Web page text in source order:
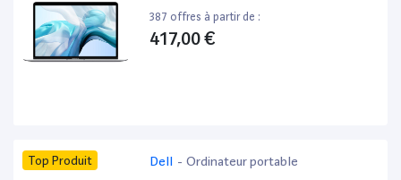
387 offres à partir de :
417,00 €
Top Produit Dell - Ordinateur portable